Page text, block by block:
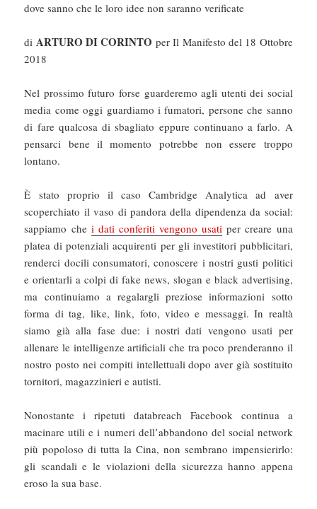
dove sanno che le loro idee non saranno verificate
di ARTURO DI CORINTO per Il Manifesto del 18 Ottobre
2018
Nel prossimo futuro forse guarderemo agli utenti dei social
media come oggi guardiamo i fumatori, persone che sanno
di fare qualcosa di sbagliato eppure continuano a farlo. A
pensarci bene il momento potrebbe non essere troppo
lontano.
È stato proprio il caso Cambridge Analytica ad aver
scoperchiato il vaso di pandora della dipendenza da social:
sappiamo che i dati conferiti vengono usati per creare una
platea di potenziali acquirenti per gli investitori pubblicitari,
renderci docili consumatori, conoscere i nostri gusti politici
e orientarli a colpi di fake news, slogan e black advertising,
ma continuiamo a regalargli preziose informazioni sotto
forma di tag, like, link, foto, video e messaggi. In realtà
siamo già alla fase due: i nostri dati vengono usati per
allenare le intelligenze artificiali che tra poco prenderanno il
nostro posto nei compiti intellettuali dopo aver già sostituito
tornitori, magazzinieri e autisti.
Nonostante i ripetuti databreach Facebook continua a
macinare utili e i numeri dell’abbandono del social network
più popoloso di tutta la Cina, non sembrano impensierirlo:
gli scandali e le violazioni della sicurezza hanno appena
eroso la sua base.